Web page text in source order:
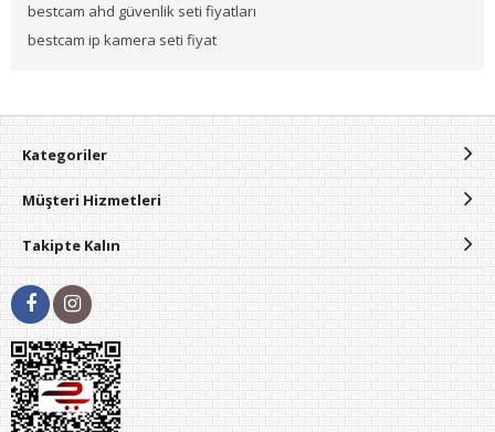
bestcam ahd güvenlik seti fiyatları
bestcam ip kamera seti fiyat
Kategoriler
Müşteri Hizmetleri
Takipte Kalın